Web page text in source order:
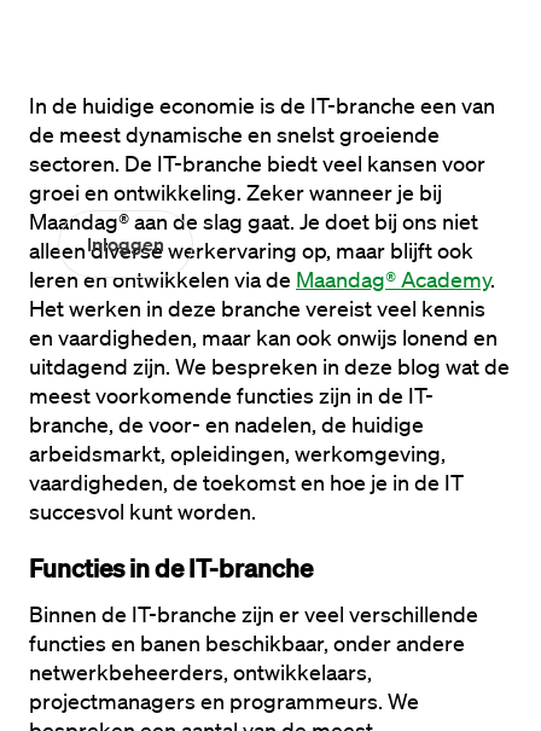
Hulp
en
service
Inloggen
In de huidige economie is de IT-branche een van
de meest dynamische en snelst groeiende
sectoren. De IT-branche biedt veel kansen voor
groei en ontwikkeling. Zeker wanneer je bij
Maandag® aan de slag gaat. Je doet bij ons niet
alleen diverse werkervaring op, maar blijft ook
leren en ontwikkelen via de Maandag® Academy.
Het werken in deze branche vereist veel kennis
en vaardigheden, maar kan ook onwijs lonend en
uitdagend zijn. We bespreken in deze blog wat de
meest voorkomende functies zijn in de IT-
branche, de voor- en nadelen, de huidige
arbeidsmarkt, opleidingen, werkomgeving,
vaardigheden, de toekomst en hoe je in de IT
succesvol kunt worden.
Functies in de IT-branche
Binnen de IT-branche zijn er veel verschillende
functies en banen beschikbaar, onder andere
netwerkbeheerders, ontwikkelaars,
projectmanagers en programmeurs. We